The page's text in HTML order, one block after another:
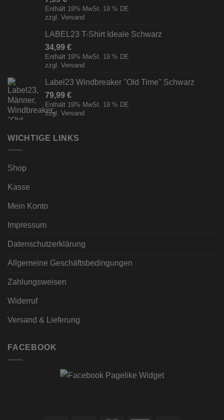
Enthält 19% MwSt. 19 % DE
zzgl. Versand
LABEL23 T-Shirt Ideale Schwarz
34,99 €
Enthält 19% MwSt. 19 % DE
zzgl. Versand
Label23 Windbreaker "Old Time" Schwarz
79,99 €
Enthält 19% MwSt. 19 % DE
zzgl. Versand
WICHTIGE LINKS
Shop
Kasse
Mein Konto
Impressum
Datenschutzerklärung
Allgemeine Geschäftsbedingungen
Zahlungsweisen
Widerruf
Versand & Lieferung
FACEBOOK